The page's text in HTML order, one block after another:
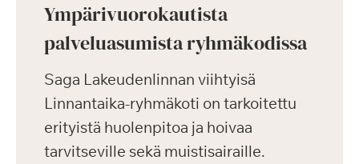
Ympärivuorokautista
palveluasumista ryhmäkodissa
Saga Lakeudenlinnan viihtyisä
Linnantaika-ryhmäkoti on tarkoitettu
erityistä huolenpitoa ja hoivaa
tarvitseville sekä muistisairaille.